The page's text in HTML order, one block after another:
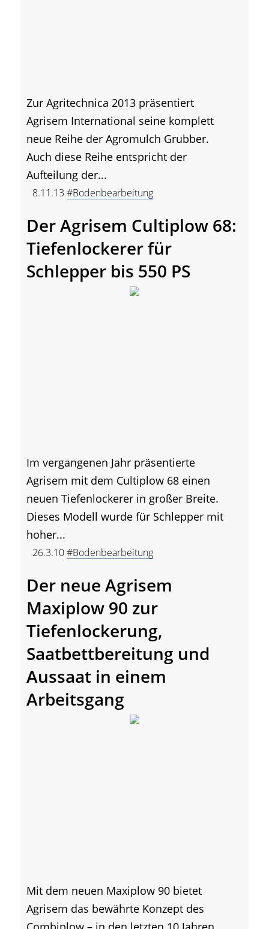
Zur Agritechnica 2013 präsentiert
Agrisem International seine komplett
neue Reihe der Agromulch Grubber.
Auch diese Reihe entspricht der
Aufteilung der...
8.11.13 #Bodenbearbeitung
Der Agrisem Cultiplow 68:
Tiefenlockerer für
Schlepper bis 550 PS
Im vergangenen Jahr präsentierte
Agrisem mit dem Cultiplow 68 einen
neuen Tiefenlockerer in großer Breite.
Dieses Modell wurde für Schlepper mit
hoher...
26.3.10#Bodenbearbeitung
Der neue Agrisem
Maxiplow 90 zur
Tiefenlockerung,
Saatbettbereitung und
Aussaat in einem
Arbeitsgang
Mit dem neuen Maxiplow 90 bietet
Agrisem das bewährte Konzept des